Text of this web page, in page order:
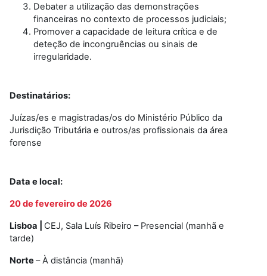
Debater a utilização das demonstrações
financeiras no contexto de processos judiciais;
Promover a capacidade de leitura crítica e de
deteção de incongruências ou sinais de
irregularidade.
Destinatários:
Juízas/es e magistradas/os do Ministério Público da
Jurisdição Tributária e outros/as profissionais da área
forense
Data e local:
20 de fevereiro de 2026
Lisboa | CEJ, Sala Luís Ribeiro – Presencial (manhã e
tarde)
Norte– À distância (manhã)